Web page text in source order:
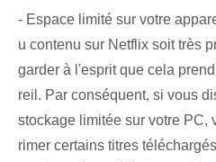
- Espace limité sur votre
u contenu sur Netflix soit très
garder à l'esprit que cela
reil. Par conséquent, si vous
stockage limitée sur votre PC,
rimer certains titres